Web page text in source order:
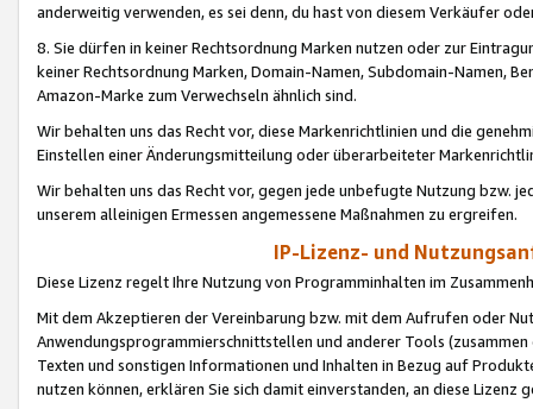
anderweitig verwenden, es sei denn, du hast von diesem Verkäufer
8. Sie dürfen in keiner Rechtsordnung Marken nutzen oder zur
keiner Rechtsordnung Marken, Domain-Namen, Subdomain-Namen,
Amazon-Marke zum Verwechseln ähnlich sind.
Wir behalten uns das Recht vor, diese Markenrichtlinien und die
Einstellen einer Änderungsmitteilung oder überarbeiteter
Wir behalten uns das Recht vor, gegen jede unbefugte Nutzung bzw.
unserem alleinigen Ermessen angemessene Maßnahmen zu ergreifen.
IP-Lizenz- und
Diese Lizenz regelt Ihre Nutzung von Programminhalten im
Mit dem Akzeptieren der Vereinbarung bzw. mit dem Aufrufen oder
Anwendungsprogrammierschnittstellen und anderer Tools (zusammen
Texten und sonstigen Informationen und Inhalten in Bezug auf
nutzen können, erklären Sie sich damit einverstanden, an diese Lizenz